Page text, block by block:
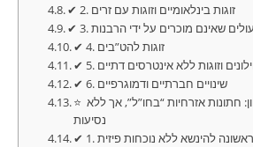
✔ 2. זוגות בינלאומיים וזוגות עם זרים
עולים שאינם מוכרים על ידי הרבנות
✔ 4. זוגות להט”בים
חילונים וזוגות ללא אינטרסים דתיים
✔ 6. שינויים חברתיים ודמוגרפיים
⭐ הופעתו של פורמט מקוון: חתונות אזרחיות “בחו”ל”, אך ללא
נסיעות
להינשא ללא נוכחות פיזית